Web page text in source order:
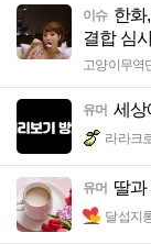
이슈 한
결합 심
고양이무역
유머 세상
라라크
유머 딸과
달섭지